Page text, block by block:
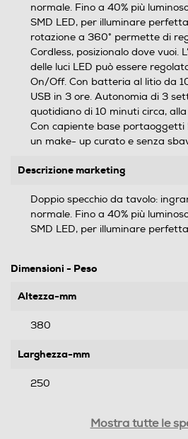
normale. Fino a 40% più
SMD LED, per illuminare
rotazione a 360° permette di
Cordless, posizionalo dove vuoi.
delle luci LED può essere
On/Off. Con batteria al litio da
USB in 3 ore. Autonomia di 3
quotidiano di 10 minuti circa,
Con capiente base
un make- up curato e senza
Descrizione marketing
Doppio specchio da tavolo:
normale. Fino a 40% più
SMD LED, per illuminare
Dimensioni - Peso
Altezza-mm
380
Larghezza-mm
250
Mostra tutte le